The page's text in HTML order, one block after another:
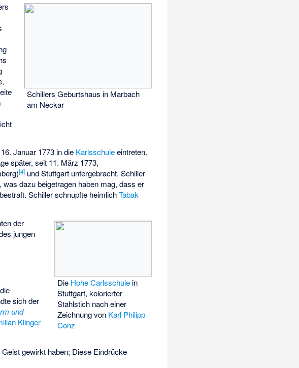
Schillers Geburtshaus in Marbach
am Neckar
Januar 1773 in die Karlsschuleeintreten.
später, seit 11. März 1773,
[4] und Stuttgart untergebracht. Schiller
dazu beigetragen haben mag, dass er
Schiller schnupfte heimlichTabak
Die Hohe Carlsschule in
Stuttgart, kolorierter
Stahlstich nach einer
Zeichnung von Karl Philipp
Conz
der
jungen
sich der
und
Klinger
gewirkt haben; Diese Eindrücke